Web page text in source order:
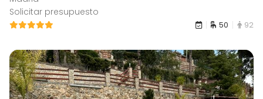
Solicitar presupuesto
50 92